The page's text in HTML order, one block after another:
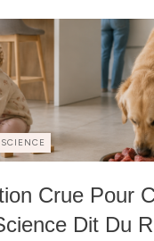
Crue Pour
Dit Du